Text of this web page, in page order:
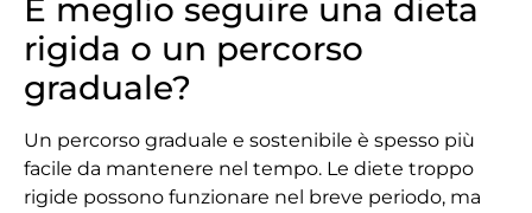
È meglio seguire una dieta
rigida o un percorso
graduale?
Un percorso graduale e sostenibile è spesso più
facile da mantenere nel tempo. Le diete troppo
rigide possono funzionare nel breve periodo, ma